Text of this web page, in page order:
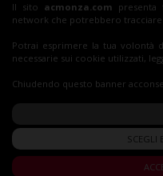
Cookie
Il sito acmonza.com
network che potrebbero
Potrai esprimere la tua volontà
necessarie sui cookie utilizzati,
Chiudendo questo banner
SCEGLI